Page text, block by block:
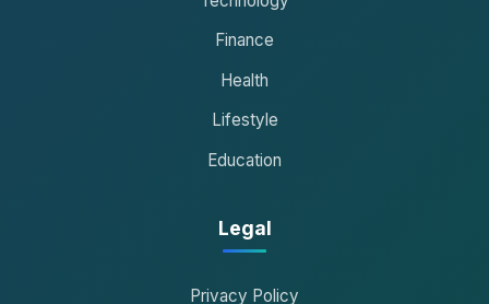
Finance
Health
Lifestyle
Education
Legal
Privacy Policy